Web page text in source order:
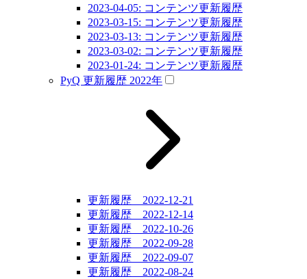
2023-04-05: コンテンツ更新履歴
2023-03-15: コンテンツ更新履歴
2023-03-13: コンテンツ更新履歴
2023-03-02: コンテンツ更新履歴
2023-01-24: コンテンツ更新履歴
PyQ 更新履歴 2022年
更新履歴 2022-12-21
更新履歴 2022-12-14
更新履歴 2022-10-26
更新履歴 2022-09-28
更新履歴 2022-09-07
更新履歴 2022-08-24